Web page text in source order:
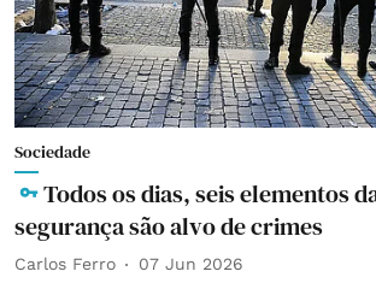
Sociedade
Todos os dias, seis elementos
segurança são alvo de crimes
Carlos Ferro 07 Jun 2026